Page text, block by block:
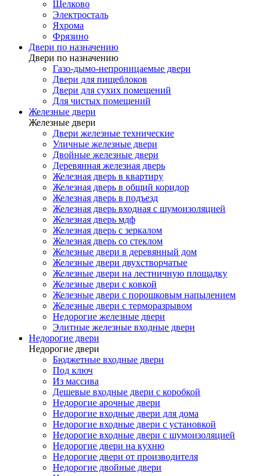
Щелково
Электросталь
Яхрома
Фрязино
Двери по назначению
Двери по назначению
Газо-дымо-непроницаемые двери
Двери для пищеблоков
Двери для сухих помещений
Для чистых помещений
Железные двери
Железные двери
Двери железные технические
Уличные железные двери
Двойные железные двери
Деревянная железная дверь
Железная дверь в квартиру
Железная дверь в общий коридор
Железная дверь в подъезд
Железная дверь входная с шумоизоляцией
Железная дверь мдф
Железная дверь с зеркалом
Железная дверь со стеклом
Железные двери в деревянный дом
Железные двери двухстворчатые
Железные двери на лестничную площадку
Железные двери с ковкой
Железные двери с порошковым напылением
Железные двери с терморазрывом
Недорогие железные двери
Элитные железные входные двери
Недорогие двери
Недорогие двери
Бюджетные входные двери
Под ключ
Из массива
Дешевые входные двери с коробкой
Недорогие арочные двери
Недорогие входные двери для дома
Недорогие входные двери с установкой
Недорогие входные двери с шумоизоляцией
Недорогие двери на кухню
Недорогие двери от производителя
Недорогие двойные двери